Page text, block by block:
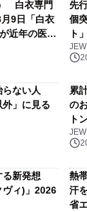
白衣専門
9日「白衣
近年の医療
先
個
ト
ない人
」に見る
累
の
ト
る新発想
ヴィ)」2026
熱
汗
省